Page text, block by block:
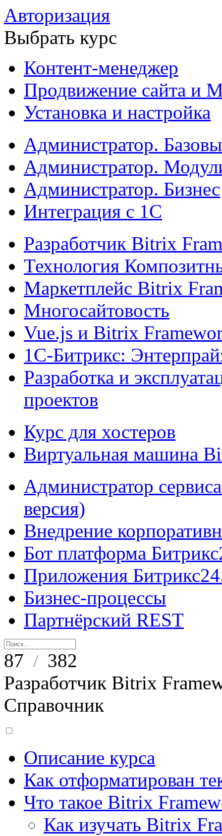
Авторизация
Выбрать курс
Контент-менеджер
Продвижение сайта и
Установка и настройка
Администратор.
Администратор.
Администратор. Бизнес
Интеграция с 1С
Разработчик Bitrix
Технология
Маркетплейс Bitrix
Многосайтовость
Vue.js и Bitrix
1С-Битрикс:
Разработка и
проектов
Курс для хостеров
Виртуальная машина
Администратор
версия)
Внедрение
Бот платформа
Приложения
Бизнес-процессы
Партнёрский REST
87 / 382
Разработчик Bitrix
Справочник
Описание курса
Как отформатирован
Что такое Bitrix
Как изучать Bitrix